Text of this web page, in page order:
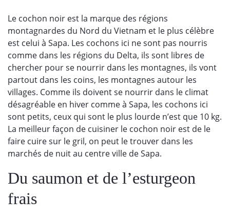
Le cochon noir est la marque des régions
montagnardes du Nord du Vietnam et le plus célèbre
est celui à Sapa. Les cochons ici ne sont pas nourris
comme dans les régions du Delta, ils sont libres de
chercher pour se nourrir dans les montagnes, ils vont
partout dans les coins, les montagnes autour les
villages. Comme ils doivent se nourrir dans le climat
désagréable en hiver comme à Sapa, les cochons ici
sont petits, ceux qui sont le plus lourde n’est que 10 kg.
La meilleur façon de cuisiner le cochon noir est de le
faire cuire sur le gril, on peut le trouver dans les
marchés de nuit au centre ville de Sapa.
Du saumon et de l’esturgeon
frais